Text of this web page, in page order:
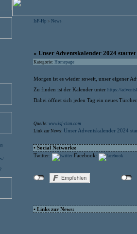
IsF-Hp > News
» Unser Adventskalender 2024
Kategorie: Homepage
Morgen ist es wieder soweit, unser eigener
Zu finden ist der Kalender unter https://
Dabei öffnet sich jeden Tag ein neues
Quelle: www.isf-clan.com
Link zur News: Unser Adventskalender 2024
• Social Networks:
Twitter:
Facebook:
• Links zur News: